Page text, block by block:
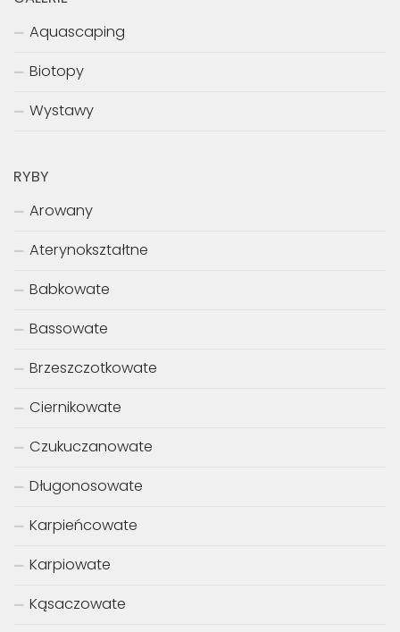
Aquascaping
Biotopy
Wystawy
RYBY
Arowany
Aterynokształtne
Babkowate
Bassowate
Brzeszczotkowate
Ciernikowate
Czukuczanowate
Długonosowate
Karpieńcowate
Karpiowate
Kąsaczowate